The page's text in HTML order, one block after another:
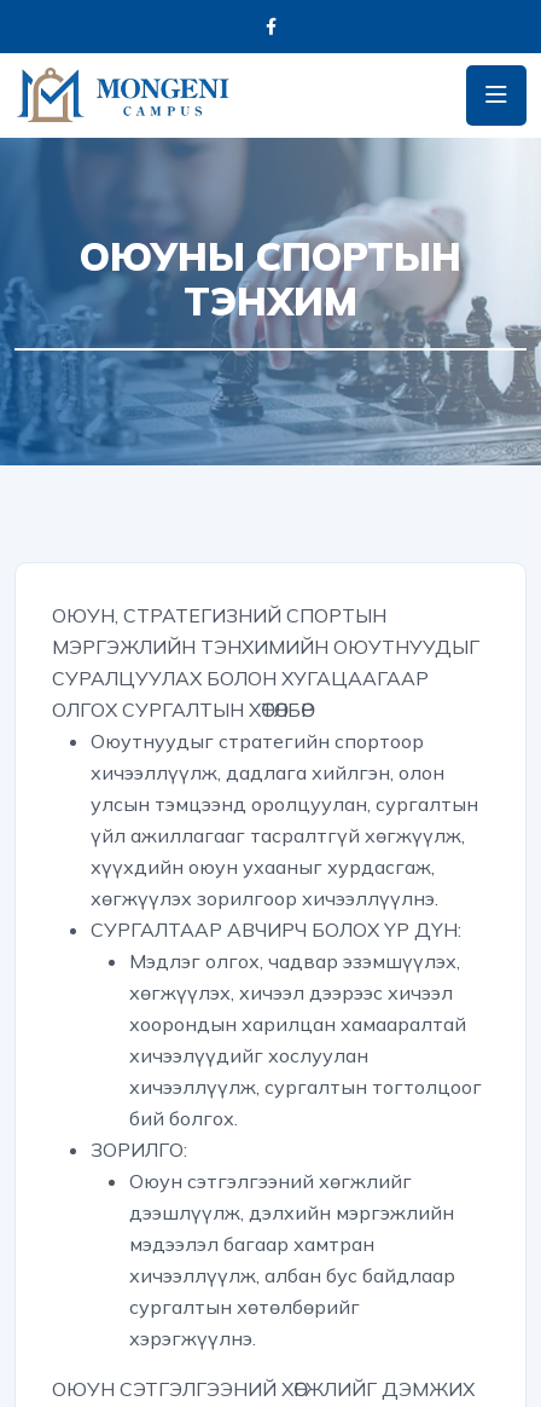
ОЮУНЫ СПОРТЫН
ТЭНХИМ
ОЮУН, СТРАТЕГИЗНИЙ СПОРТЫН
МЭРГЭЖЛИЙН ТЭНХИМИЙН ОЮУТНУУДЫГ
СУРАЛЦУУЛАХ БОЛОН ХУГАЦААГААР
ОЛГОХ СУРГАЛТЫН ХӨТӨЛБӨР
Оюутнуудыг стратегийн спортоор
хичээллүүлж, дадлага хийлгэн, олон
улсын тэмцээнд оролцуулан, сургалтын
үйл ажиллагааг тасралтгүй хөгжүүлж,
хүүхдийн оюун ухааныг хурдасгаж,
хөгжүүлэх зорилгоор хичээллүүлнэ.
СУРГАЛТААР АВЧИРЧ БОЛОХ ҮР ДҮН:
Мэдлэг олгох, чадвар эзэмшүүлэх,
хөгжүүлэх, хичээл дээрээс хичээл
хоорондын харилцан хамааралтай
хичээлүүдийг хослуулан
хичээллүүлж, сургалтын тогтолцоог
бий болгох.
ЗОРИЛГО:
Оюун сэтгэлгээний хөгжлийг
дээшлүүлж, дэлхийн мэргэжлийн
мэдээлэл багаар хамтран
хичээллүүлж, албан бус байдлаар
сургалтын хөтөлбөрийг
хэрэгжүүлнэ.
ОЮУН СЭТГЭЛГЭЭНИЙ ХӨГЖЛИЙГ ДЭМЖИХ